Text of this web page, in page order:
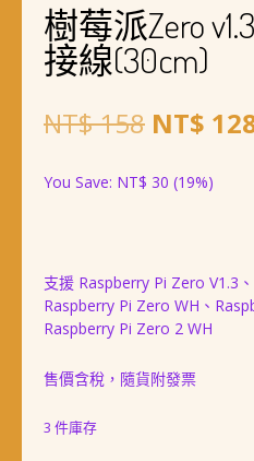
樹莓派Zero
接線(30cm)
NT$158 原
價
NT$
NT$
You Save: NT$ 30 (19%)
支援 Raspberry Pi Zero V1.3
Raspberry Pi Zero WH、
Raspberry Pi Zero 2 WH
售價含稅，隨貨附發票
3 件庫存